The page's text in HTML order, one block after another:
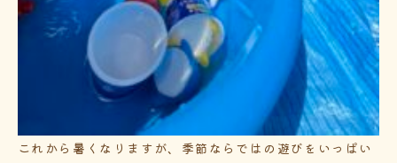
これから暑くなりますが、季節ならではの遊びをいっぱい